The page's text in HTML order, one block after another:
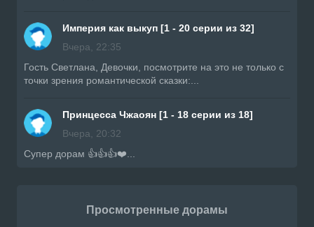
Империя как выкуп [1 - 20 серии из 32]
Вчера, 22:35
Гость Светлана, Девочки, посмотрите на это не только с
точки зрения романтической сказки:...
Принцесса Чжаоян [1 - 18 серии из 18]
Вчера, 20:32
Супер дорам 👍👍👍❤️...
Просмотренные дорамы